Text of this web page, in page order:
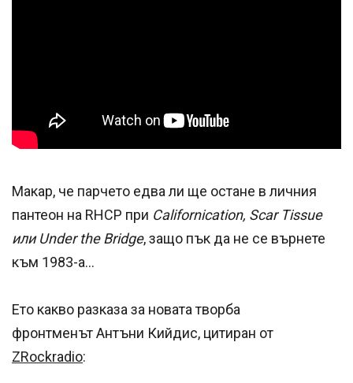
Макар, че парчето едва ли ще остане в личния
пантеон на RHCP при Californication, Scar Tissue
или Under the Bridge, защо пък да не се върнете
към 1983-а...
Ето какво разказа за новата творба
фронтменът Антъни Кийдис, цитиран от
ZRockradio: